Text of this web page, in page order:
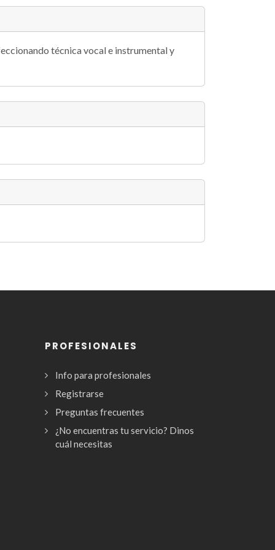
técnica vocal e instrumental y
PROFESIONALES
Info para profesionales
Registrarse
Preguntas frecuentes
¿No encuentras tu servicio? Dinos
cuál necesitas